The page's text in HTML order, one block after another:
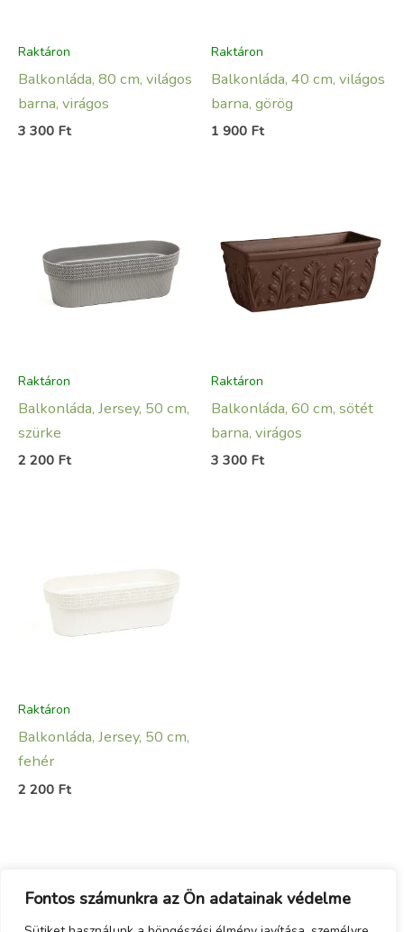
Fontos számunkra az Ön adatainak védelme
Raktáron
Balkonláda, 80 cm, világos
barna, virágos
3 300 Ft
Raktáron
Balkonláda, 40 cm, világos
barna, görög
1 900 Ft
Raktáron
Balkonláda, Jersey, 50 cm,
szürke
2 200 Ft
Raktáron
Balkonláda, 60 cm, sötét
barna, virágos
3 300 Ft
Raktáron
Balkonláda, Jersey, 50 cm,
fehér
2 200 Ft